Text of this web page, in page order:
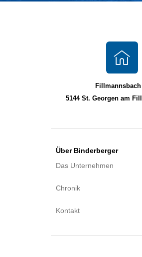
Fillmannsbach
5144 St. Georgen am
Über Binderberger
Das Unternehmen
Chronik
Kontakt